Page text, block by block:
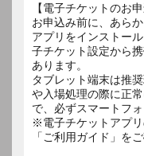
【電子チケットのお
お申込み前に、あら
アプリをインストー
子チケット設定から
あります。
タブレット端末は推
や入場処理の際に正
で、必ずスマートフ
※電子チケットアプ
「ご利用ガイド」を